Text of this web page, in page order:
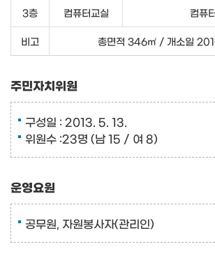
3층 컴퓨터교실 컴퓨
비고 총면적 346㎡ / 개소일
주민자치위원
구성일 : 2013. 5. 13.
위원수 :23명 (남 15 / 여 8)
운영요원
공무원, 자원봉사자(관리인)